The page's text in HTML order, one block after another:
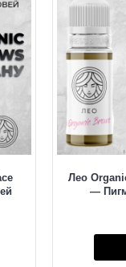
что позволяет
магазине
Лео
—